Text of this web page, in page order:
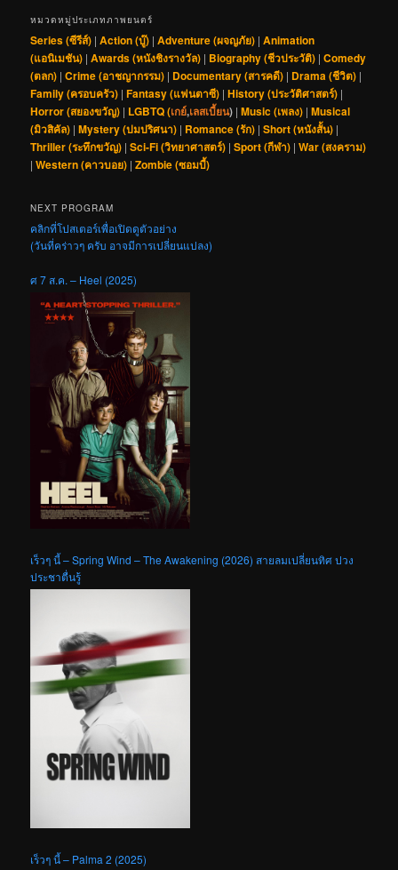
หมวดหมู่ประเภทภาพยนตร์
Series (ซีรีส์) |Action (บู๊) |Adventure (ผจญภัย) |Animation
(แอนิเมชัน) |Awards (หนังชิงรางวัล) | Biography (ชีวประวัติ) |Comedy
(ตลก) |Crime (อาชญากรรม) | Documentary (สารคดี) | Drama (ชีวิต) |
Family (ครอบครัว) |Fantasy (แฟนตาซี) |History (ประวัติศาสตร์) |
Horror (สยองขวัญ) | LGBTQ (เกย์,เลสเบี้ยน) |Music (เพลง) |Musical
(มิวสิคัล) |Mystery (ปมปริศนา) | Romance (รัก) |Short (หนังสั้น) |
Thriller (ระทึกขวัญ) |Sci-Fi (วิทยาศาสตร์) |Sport (กีฬา) |War (สงคราม)
|Western (คาวบอย) |Zombie (ซอมบี้)
NEXT PROGRAM
คลิกที่โปสเตอร์เพื่อเปิดดูตัวอย่าง
(วันที่คร่าวๆ ครับ อาจมีการเปลี่ยนแปลง)
ศ 7 ส.ค. – Heel (2025)
เร็วๆ นี้ – Spring Wind – The Awakening (2026) สายลมเปลี่ยนทิศ ปวง
ประชาตื่นรู้
เร็วๆ นี้ – Palma 2 (2025)